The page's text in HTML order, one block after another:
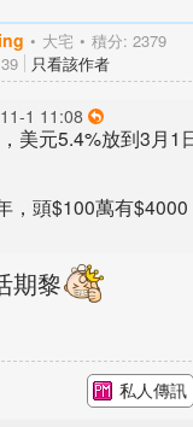
大宅 積分: 2379
只看該作者
1 11:08
美元5.4%放到3月1
，頭$100萬有
期黎
私人傳訊